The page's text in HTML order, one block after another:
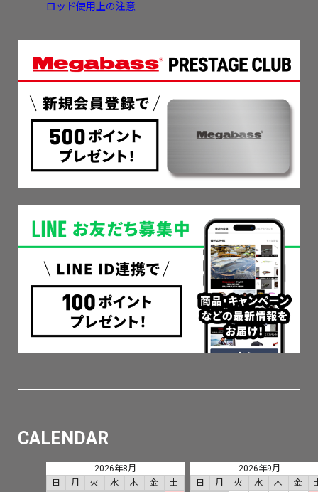
ロッド使用上の注意
CALENDAR
2026年8月
日
月 火 水 木 金
土
2026年9月
日
月 火 水 木 金